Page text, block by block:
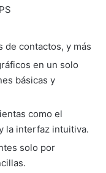
de contactos, y más
en un solo
básicas y
como el
la interfaz intuitiva.
solo por